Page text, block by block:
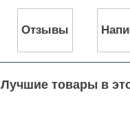
Отзывы
Лучшие товары в